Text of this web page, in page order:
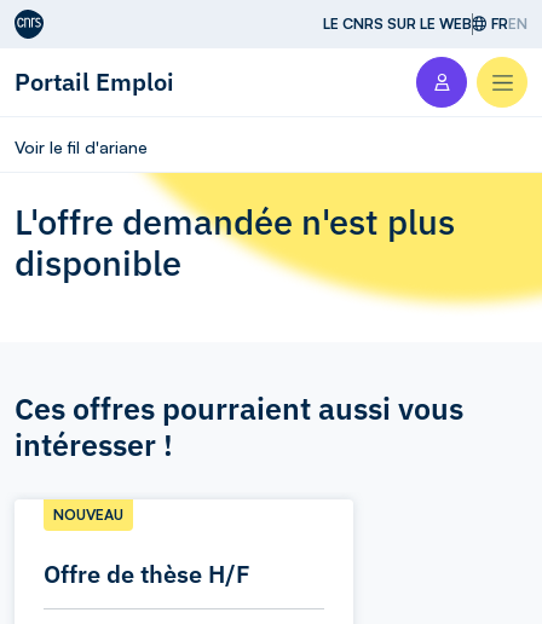
Aller au contenu LE CNRS SUR LE WEB FREN
Portail Emploi
Voir le fil d'ariane
L'offre demandée n'est plus
disponible
Ces offres pourraient aussi vous
intéresser !
Offre de thèse H/F
NOUVEAU